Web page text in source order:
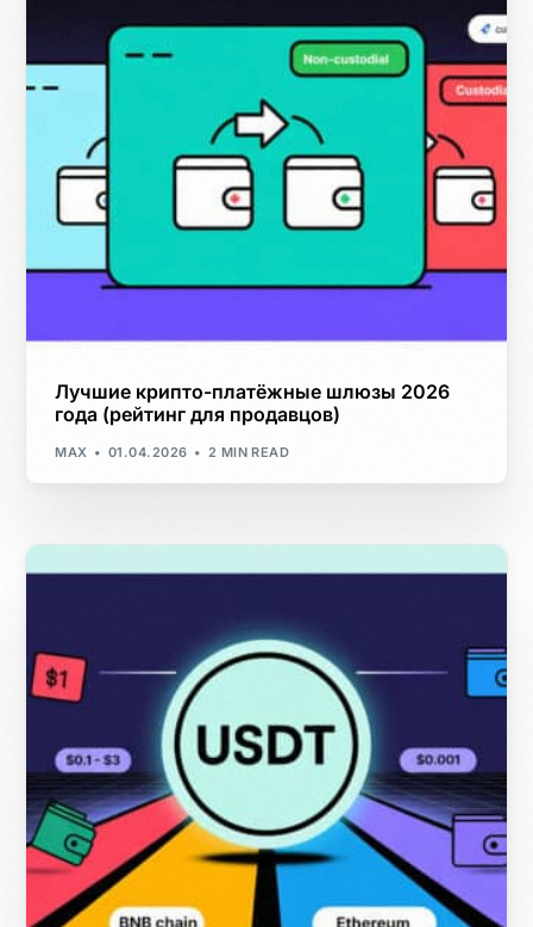
Лучшие крипто-платёжные шлюзы 2026
года (рейтинг для продавцов)
MAX 01.04.2026 2 MIN READ